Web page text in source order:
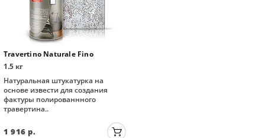
Travertino Naturale Fino
1.5 кг
Натуральная штукатурка на
основе извести для создания
фактуры полированнного
травертина..
1 916 р.